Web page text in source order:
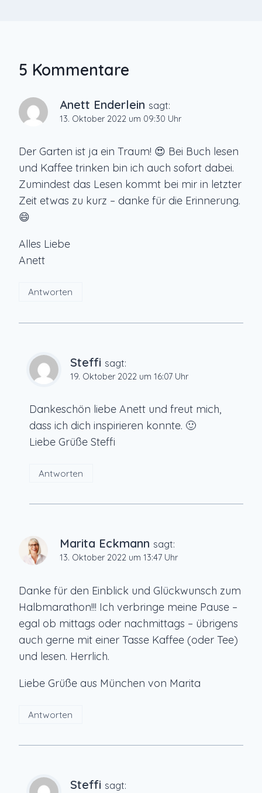
5 Kommentare
Anett Enderlein sagt:
13. Oktober 2022 um 09:30 Uhr
Der Garten ist ja ein Traum! 😍 Bei Buch lesen
und Kaffee trinken bin ich auch sofort dabei.
Zumindest das Lesen kommt bei mir in letzter
Zeit etwas zu kurz – danke für die Erinnerung.
😄
Alles Liebe
Anett
Antworten
Steffi sagt:
19. Oktober 2022 um 16:07 Uhr
Dankeschön liebe Anett und freut mich,
dass ich dich inspirieren konnte. 🙂
Liebe Grüße Steffi
Antworten
Marita Eckmann sagt:
13. Oktober 2022 um 13:47 Uhr
Danke für den Einblick und Glückwunsch zum
Halbmarathon!!! Ich verbringe meine Pause –
egal ob mittags oder nachmittags – übrigens
auch gerne mit einer Tasse Kaffee (oder Tee)
und lesen. Herrlich.
Liebe Grüße aus München von Marita
Antworten
Steffi sagt: